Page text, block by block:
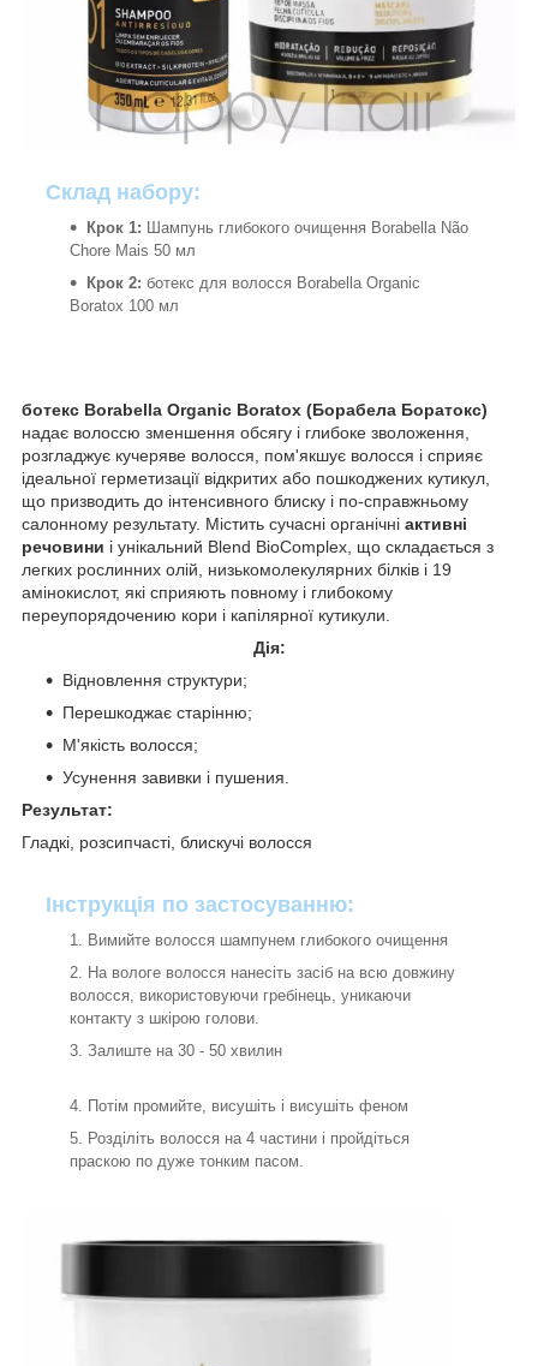
Склад набору:
Крок 1: Шампунь глибокого очищення Borabella Não
Chore Mais 50 мл
Крок 2: ботекс для волосся Borabella Organic
Boratox 100 мл
ботекс Borabella Organic Boratox (Борабела Боратокс)
надає волоссю зменшення обсягу і глибоке зволоження,
розгладжує кучеряве волосся, пом'якшує волосся і сприяє
ідеальної герметизації відкритих або пошкоджених кутикул,
що призводить до інтенсивного блиску і по-справжньому
салонному результату. Містить сучасні органічні активні
речовини і унікальний Blend BioComplex, що складається з
легких рослинних олій, низькомолекулярних білків і 19
амінокислот, які сприяють повному і глибокому
переупорядочению кори і капілярної кутикули.
Дія:
Відновлення структури;
Перешкоджає старінню;
М'якість волосся;
Усунення завивки і пушения.
Результат:
Гладкі, розсипчасті, блискучі волосся
Інструкція по застосуванню:
Вимийте волосся шампунем глибокого очищення
На вологе волосся нанесіть засіб на всю довжину
волосся, використовуючи гребінець, уникаючи
контакту з шкірою голови.
Залиште на 30 - 50 хвилин
Потім промийте, висушіть і висушіть феном
Розділіть волосся на 4 частини і пройдіться
праскою по дуже тонким пасом.